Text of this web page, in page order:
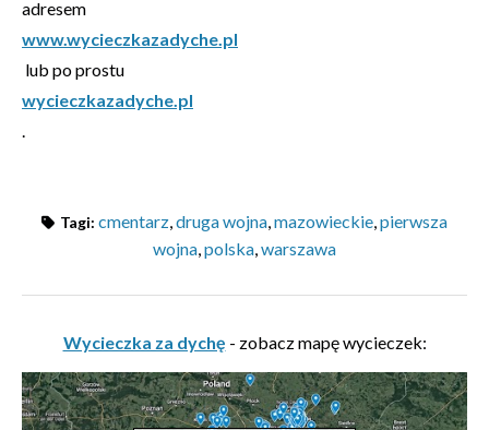
adresem
www.wycieczkazadyche.pl
lub po prostu
wycieczkazadyche.pl
.
Tagi: cmentarz,druga wojna,mazowieckie,pierwsza
wojna,polska,warszawa
Wycieczka za dychę - zobacz mapę wycieczek: